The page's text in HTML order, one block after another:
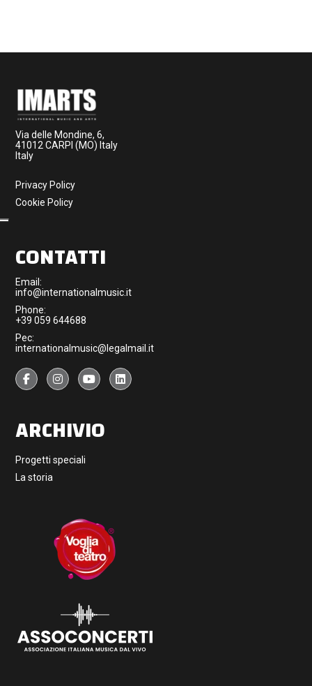
Via delle Mondine, 6,
41012 CARPI (MO) Italy
Italy
Privacy Policy
Cookie Policy
CONTATTI
Email:
info@internationalmusic.it
Phone:
+39 059 644688
Pec:
internationalmusic@legalmail.it
ARCHIVIO
Progetti speciali
La storia